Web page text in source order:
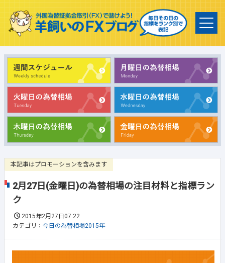
本記事はプロモーションを含みます
2月27日(金曜日)の為替相場の注目材料と指標ラン
ク
2015年2月27日07:22
カテゴリ： 今日の為替相場2015年